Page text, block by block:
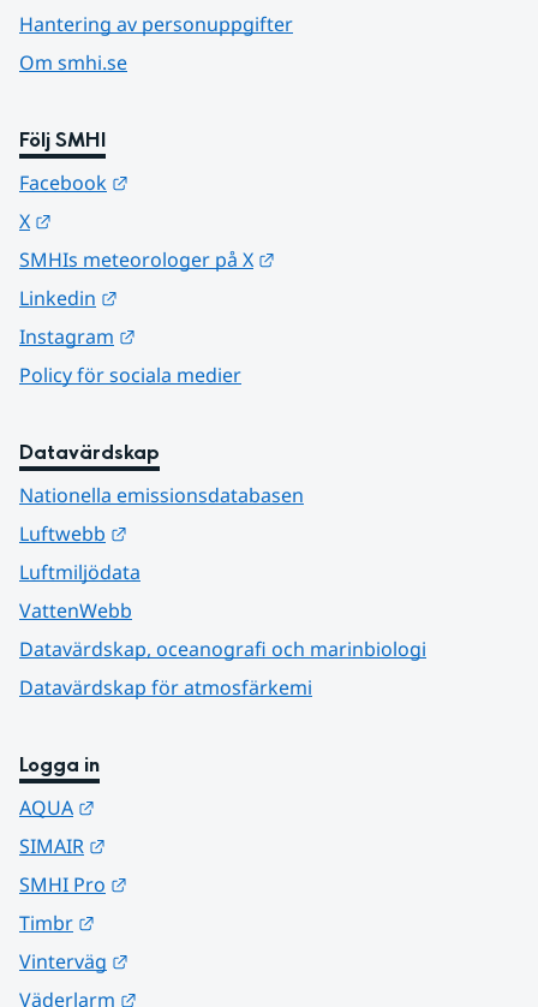
Hantering av personuppgifter
Om smhi.se
Följ SMHI
Facebook
X
SMHIs meteorologer på X
Linkedin
Instagram
Policy för sociala medier
Datavärdskap
Nationella emissionsdatabasen
Luftwebb
Luftmiljödata
VattenWebb
Datavärdskap, oceanografi och marinbiologi
Datavärdskap för atmosfärkemi
Logga in
AQUA
SIMAIR
SMHI Pro
Timbr
Vinterväg
Väderlarm